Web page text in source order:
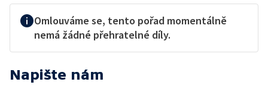
Omlouváme se, tento pořad momentálně
nemá žádné přehratelné díly.
Napište nám